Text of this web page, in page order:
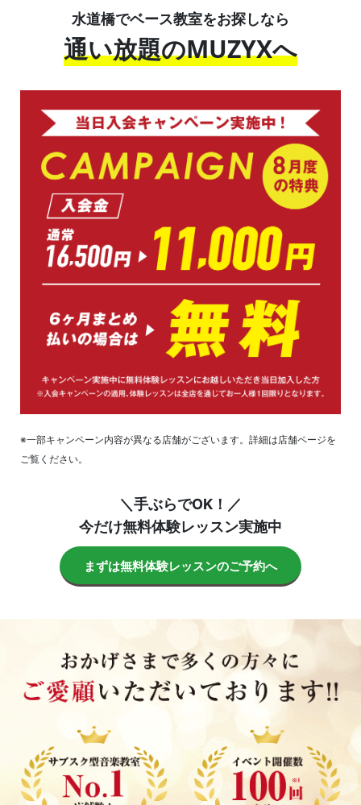
水道橋でベース教室をお探しなら
通い放題のMUZYXへ
※一部キャンペーン内容が異なる店舗がございます。詳細は店舗ページを
ご覧ください。
＼手ぶらでOK！／
今だけ無料体験レッスン実施中
まずは無料体験レッスンのご予約へ